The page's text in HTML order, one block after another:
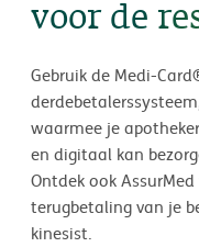
voor de
Gebruik de Medi-
waarmee je
en digitaal kan
Ontdek ook
terugbetaling van je
kinesist.